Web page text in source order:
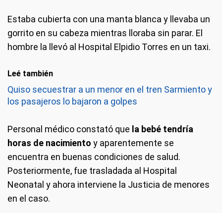
Estaba cubierta con una manta blanca y llevaba un
gorrito en su cabeza mientras lloraba sin parar. El
hombre la llevó al Hospital Elpidio Torres en un taxi.
Leé también
Quiso secuestrar a un menor en el tren Sarmiento y
los pasajeros lo bajaron a golpes
Personal médico constató que la bebé tendría
horas de nacimiento y aparentemente se
encuentra en buenas condiciones de salud.
Posteriormente, fue trasladada al Hospital
Neonatal y ahora interviene la Justicia de menores
en el caso.